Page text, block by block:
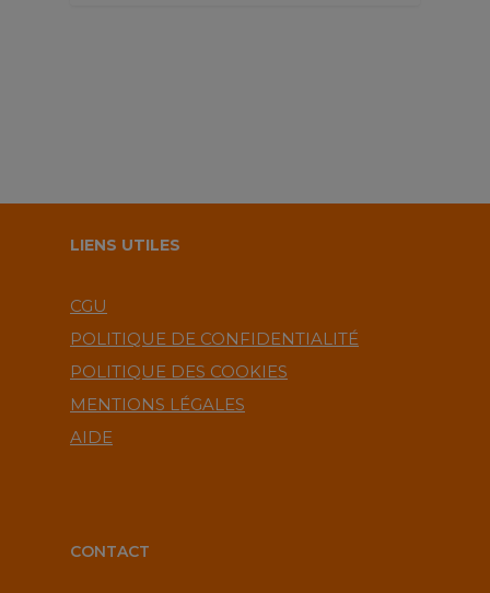
LIENS UTILES
CGU
POLITIQUE DE CONFIDENTIALITÉ
POLITIQUE DES COOKIES
MENTIONS LÉGALES
AIDE
CONTACT